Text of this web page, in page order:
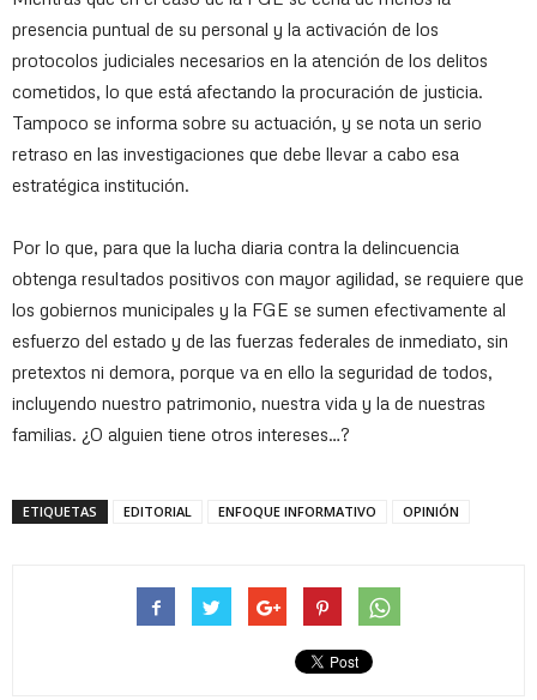
presencia puntual de su personal y la activación de los
protocolos judiciales necesarios en la atención de los delitos
cometidos, lo que está afectando la procuración de justicia.
Tampoco se informa sobre su actuación, y se nota un serio
retraso en las investigaciones que debe llevar a cabo esa
estratégica institución.
Por lo que, para que la lucha diaria contra la delincuencia
obtenga resultados positivos con mayor agilidad, se requiere que
los gobiernos municipales y la FGE se sumen efectivamente al
esfuerzo del estado y de las fuerzas federales de inmediato, sin
pretextos ni demora, porque va en ello la seguridad de todos,
incluyendo nuestro patrimonio, nuestra vida y la de nuestras
familias. ¿O alguien tiene otros intereses…?
ETIQUETAS EDITORIAL ENFOQUE INFORMATIVO OPINIÓN